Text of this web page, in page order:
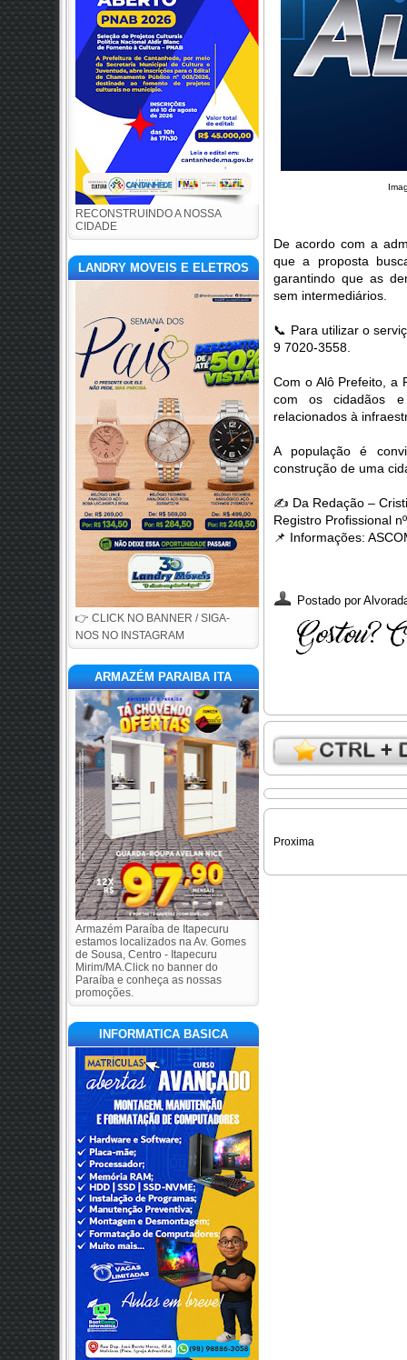
RECONSTRUINDO A NOSSA
CIDADE
LANDRY MOVEIS E ELETROS
👉 CLICK NO BANNER / SIGA-
NOS NO INSTAGRAM
ARMAZÉM PARAIBA ITA
Armazém Paraíba de Itapecuru
estamos localizados na Av. Gomes
de Sousa, Centro - Itapecuru
Mirim/MA.Click no banner do
Paraíba e conheça as nossas
promoções.
INFORMATICA BASICA
De acordo com a
que a proposta
garantindo que as
sem intermediários.
📞 Para utilizar o
9 7020-3558.
Com o Alô Prefeito, a
com os cidadãos
relacionados à
A população é
construção de uma
✍️ Da Redação –
Registro Profissional
📌 Informações:
Postado por
Proxima